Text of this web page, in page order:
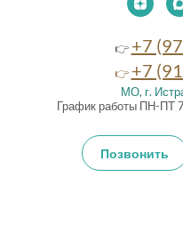
👉 +7
👉 +7
МО, г.
График работы ПН-ПТ
Позвонить